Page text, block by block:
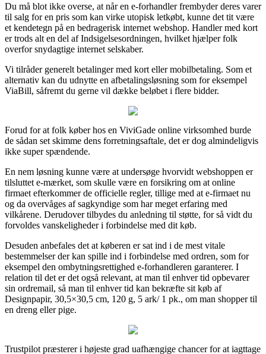
Du må blot ikke overse, at når en e-forhandler frembyder deres varer
til salg for en pris som kan virke utopisk letkøbt, kunne det tit være
et kendetegn på en bedragerisk internet webshop. Handler med kort
er trods alt en del af Indsigelsesordningen, hvilket hjælper folk
overfor snydagtige internet selskaber.
Vi tilråder generelt betalinger med kort eller mobilbetaling. Som et
alternativ kan du udnytte en afbetalingsløsning som for eksempel
ViaBill, såfremt du gerne vil dække beløbet i flere bidder.
Forud for at folk køber hos en ViviGade online virksomhed burde
de sådan set skimme dens forretningsaftale, det er dog almindeligvis
ikke super spændende.
En nem løsning kunne være at undersøge hvorvidt webshoppen er
tilsluttet e-mærket, som skulle være en forsikring om at online
firmaet efterkommer de officielle regler, tillige med at e-firmaet nu
og da overvåges af sagkyndige som har meget erfaring med
vilkårene. Derudover tilbydes du anledning til støtte, for så vidt du
forvoldes vanskeligheder i forbindelse med dit køb.
Desuden anbefales det at køberen er sat ind i de mest vitale
bestemmelser der kan spille ind i forbindelse med ordren, som for
eksempel den ombytningsrettighed e-forhandleren garanterer. I
relation til det er det også relevant, at man til enhver tid opbevarer
sin ordremail, så man til enhver tid kan bekræfte sit køb af
Designpapir, 30,5×30,5 cm, 120 g, 5 ark/ 1 pk., om man shopper til
en dreng eller pige.
Trustpilot præsterer i højeste grad uafhængige chancer for at iagttage